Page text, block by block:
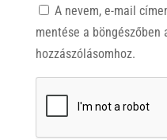
A nevem, e-mail
mentése a böngészőben
hozzászólásomhoz.